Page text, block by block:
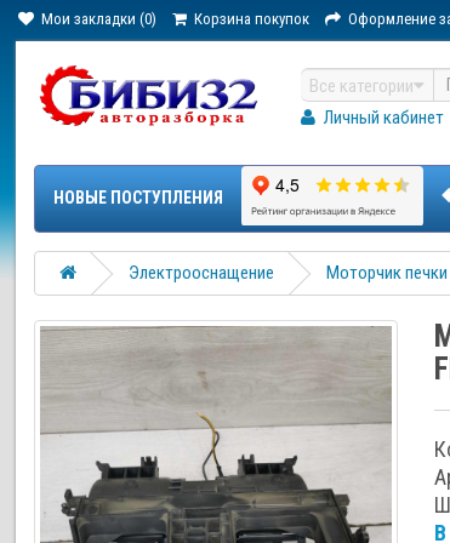
Мои закладки (0) Корзина покупок Оформление
Все категории
Личный кабинет
НОВЫЕ ПОСТУПЛЕНИЯ
Электрооснащение Моторчик